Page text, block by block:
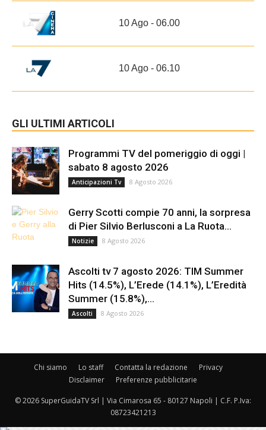
10 Ago - 06.00
10 Ago - 06.10
GLI ULTIMI ARTICOLI
Programmi TV del pomeriggio di oggi |
sabato 8 agosto 2026
Anticipazioni Tv 8 Agosto 2026
Gerry Scotti compie 70 anni, la sorpresa
di Pier Silvio Berlusconi a La Ruota...
Notizie 8 Agosto 2026
Ascolti tv 7 agosto 2026: TIM Summer
Hits (14.5%), L’Erede (14.1%), L’Eredità
Summer (15.8%),...
Ascolti 8 Agosto 2026
Chi siamo Lo staff Contatta la redazione
Privacy
Disclaimer
Preferenze pubblicitarie
© 2026 SuperGuidaTV Srl | Via Cimarosa 65 - 80127 Napoli | C.F. P.Iva:
08723421213